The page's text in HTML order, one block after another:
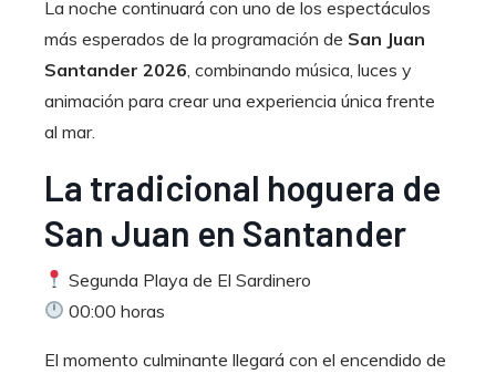
La noche continuará con uno de los espectáculos
más esperados de la programación de San Juan
Santander 2026 , combinando música, luces y
animación para crear una experiencia única frente
al mar.
La tradicional hoguera de
San Juan en Santander
Segunda Playa de El Sardinero
00:00 horas
El momento culminante llegará con el encendido de